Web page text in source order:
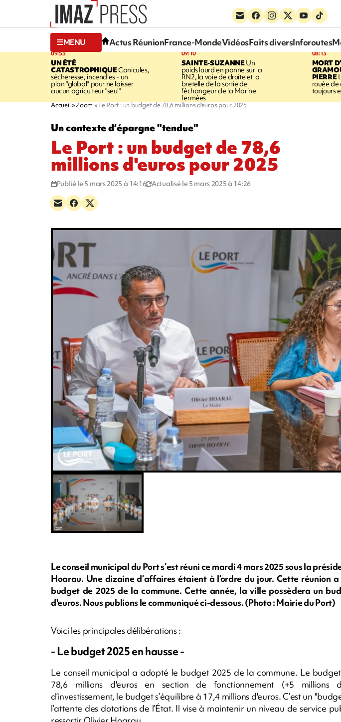
MENU Actus RéunionFrance-MondeVidéosFaits diversInforoutes
09:53
UN ÉTÉ
CATASTROPHIQUECanicules,
sécheresse, incendies - un
plan "global" pour ne laisser
aucun agriculteur "seul"
09:10
SAINTE-SUZANNEUn
poids lourd en panne sur la
RN2, la voie de droite et la
bretelle de la sortie de
l’échangeur de la Marine
fermées
08:13
MORT
PIERRE
rouée de
toujours
Accueil Zoom Le Port : un budget de 78,6 millions d'euros pour 2025
Un contexte d’épargne "tendue"
Le Port : un budget de 78,6
millions d'euros pour 2025
Publié le 5 mars 2025 à 14:16 Actualisé le 5 mars 2025 à 14:26
Le conseil municipal du Port s’est réuni ce mardi 4 mars 2025 sous la
Hoarau. Une dizaine d’affaires étaient à l’ordre du jour. Cette réunion
budget de 2025 de la commune. Cette année, la ville possèdera un
d'euros. Nous publions le communiqué ci-dessous. (Photo : Mairie du Port)
Voici les principales délibérations :
- Le budget 2025 en hausse -
Le conseil municipal a adopté le budget 2025 de la commune. Le
78,6 millions d'euros en section de fonctionnement (+5 millions
d’investissement, le budget s’équilibre à 17,4 millions d'euros. C’est un
l’attente des dotations de l’État. Il vise à maintenir un niveau de service